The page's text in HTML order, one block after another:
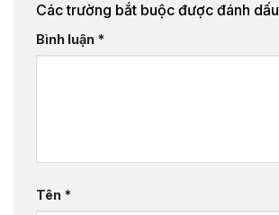
Các trường bắt buộc được đánh dấu
Bình luận *
Tên *